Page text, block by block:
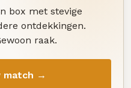
box met stevige
ontdekkingen.
raak.
match →